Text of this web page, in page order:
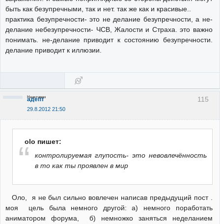
быть как безупречными, так и нет. так же как и красивые..
практика безупречности- это не делание безупречности, а не-
делание небезупречности- ЧСВ, Жалости и Страха. это важно
понимать. не-делание приводит к состоянию безупречности.
делание приводит к иллюзии.
115
адепт
29.8.2012 21:50
Неактивен
olo пишет:
контролируемая глупость- это невовлечённость
в то как ты проявлен в мир
Оло, я не был сильно вовлечен написав предыдущий пост .
моя цель была немного другой: а) немного поработать
аниматором форума, б) немножко заняться неделанием